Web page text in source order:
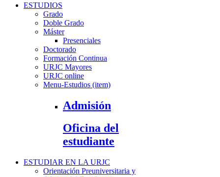
ESTUDIOS
Grado
Doble Grado
Máster
Presenciales
Doctorado
Formación Continua
URJC Mayores
URJC online
Menu-Estudios (item)
Admisión
Oficina del
estudiante
ESTUDIAR EN LA URJC
Orientación Preuniversitaria y